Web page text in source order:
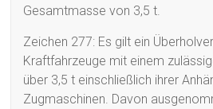
Gesamtmasse von 3,5 t.
Zeichen 277: Es gilt ein
Kraftfahrzeuge mit einem
über 3,5 t einschließlich ihrer
Zugmaschinen. Davon